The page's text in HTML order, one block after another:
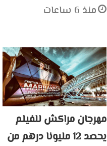
منذ 6 ساعات
مهرجان مراكش للفيلم
يحصد 12 مليونا درهم من